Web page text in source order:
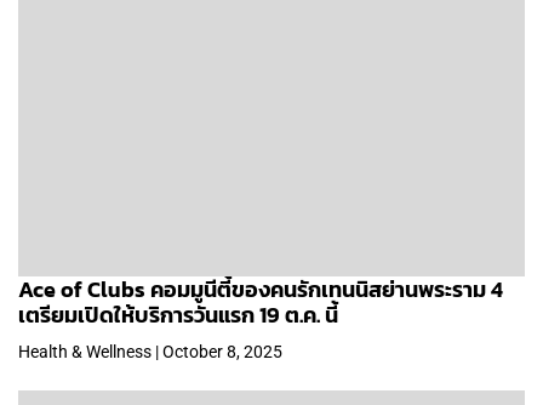
Ace of Clubs คอมมูนีตี้ของคนรักเทนนิสย่านพระราม 4
เตรียมเปิดให้บริการวันแรก 19 ต.ค. นี้
Health & Wellness | October 8, 2025